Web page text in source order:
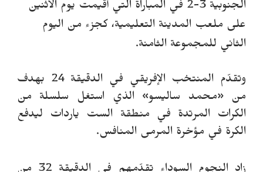
الجنوبية 3-2 في المباراة التي أقيمت يوم الاثنين
على ملعب المدينة التعليمية، كجزء من اليوم
الثاني للمجموعة الثامنة.
وتقدّم المنتخب الإفريقي في الدقيقة 24 بهدف
من «محمد ساليسو» الذي استغل سلسلة من
الكرات المرتدة في منطقة الست ياردات ليدفع
الكرة في مؤخرة المرمى المنافس.